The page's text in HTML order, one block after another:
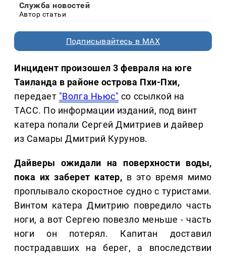
Служба новостей
Автор статьи
Подписывайтесь в MAX
Инцидент произошел 3 февраля на юге
Таиланда в районе острова Пхи-Пхи,
передает "Волга Ньюс" со ссылкой на
ТАСС. По информации изданий, под винт
катера попали Сергей Дмитриев и дайвер
из Самары Дмитрий Курунов.
Дайверы ожидали на поверхности воды,
пока их заберет катер, в это время мимо
проплывало скоростное судно с туристами.
Винтом катера Дмитрию повредило часть
ноги, а вот Сергею повезло меньше - часть
ноги он потерял. Капитан доставил
пострадавших на берег, а впоследствии